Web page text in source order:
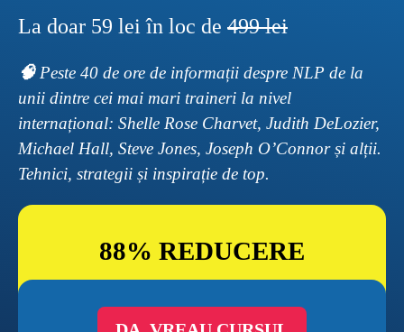
La doar 59 lei în loc de 499 lei
🧠 Peste 40 de ore de informații despre NLP de la
unii dintre cei mai mari traineri la nivel
internațional: Shelle Rose Charvet, Judith DeLozier,
Michael Hall, Steve Jones, Joseph O’Connor și alții.
Tehnici, strategii și inspirație de top.
88% REDUCERE